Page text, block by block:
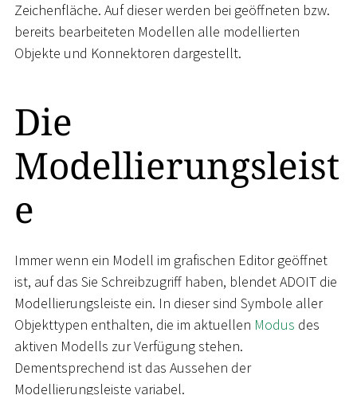
Zeichenfläche. Auf dieser werden bei geöffneten bzw.
bereits bearbeiteten Modellen alle modellierten
Objekte und Konnektoren dargestellt.
Die
Modellierungsleist
e
Immer wenn ein Modell im grafischen Editor geöffnet
ist, auf das Sie Schreibzugriff haben, blendet ADOIT die
Modellierungsleiste ein. In dieser sind Symbole aller
Objekttypen enthalten, die im aktuellen Modus des
aktiven Modells zur Verfügung stehen.
Dementsprechend ist das Aussehen der
Modellierungsleiste variabel.